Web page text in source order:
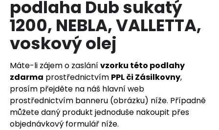
podlaha Dub sukatý
1200, NEBLA, VALLETTA,
voskový olej
Máte-li zájem o zaslánívzorku této podlahy
zdarma prostřednictvím PPL či Zásilkovny,
prosím přejděte na náš hlavní web
prostřednictvím banneru (obrázku) níže. Případně
můžete daný produkt jednoduše nakoupit přes
objednávkový formulář níže.
a
j
í
t
?
HLEDAT